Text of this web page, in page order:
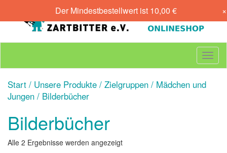
T
o
Start / Unsere Produkte / Zielgruppen / Mädchen und
Jungen / Bilderbücher
Bilderbücher
Alle 2 Ergebnisse werden angezeigtNach
Der Mindestbestellwert ist 10,00 € ×